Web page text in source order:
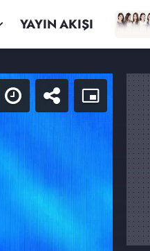
YAYIN AKIŞI